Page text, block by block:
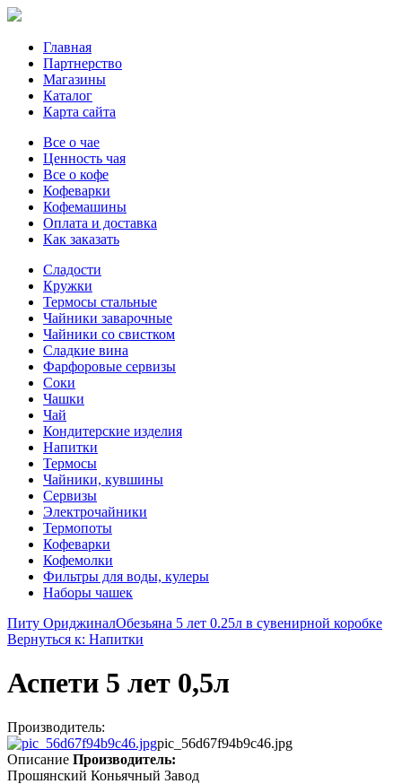
Главная
Партнерство
Магазины
Каталог
Карта сайта
Все о чае
Ценность чая
Все о кофе
Кофеварки
Кофемашины
Оплата и доставка
Как заказать
Сладости
Кружки
Термосы стальные
Чайники заварочные
Чайники со свистком
Сладкие вина
Фарфоровые сервизы
Соки
Чашки
Чай
Кондитерские изделия
Напитки
Термосы
Чайники, кувшины
Сервизы
Электрочайники
Термопоты
Кофеварки
Кофемолки
Фильтры для воды, кулеры
Наборы чашек
Питу ОриджиналОбезьяна 5 лет 0.25л в сувенирной коробке
Вернуться к: Напитки
Аспети 5 лет 0,5л
Производитель:
pic_56d67f94b9c46.jpg
Описание Производитель:
Прошянский Коньячный Завод